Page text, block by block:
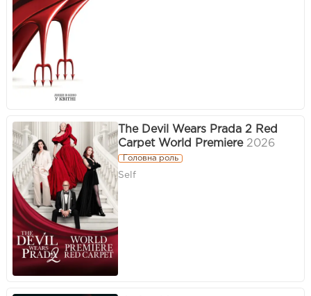
The Devil Wears Prada 2 Red
Carpet World Premiere 2026
Головна роль
Self